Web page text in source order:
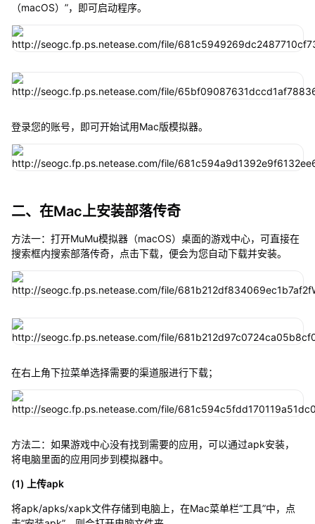
（macOS）”，即可启动程序。
登录您的账号，即可开始试用Mac版模拟器。
二、在Mac上安装部落传奇
方法一：打开MuMu模拟器（macOS）桌面的游戏中心，可直接在
搜索框内搜索部落传奇，点击下载，便会为您自动下载并安装。
在右上角下拉菜单选择需要的渠道服进行下载；
方法二：如果游戏中心没有找到需要的应用，可以通过apk安装，
将电脑里面的应用同步到模拟器中。
(1) 上传apk
将apk/apks/xapk文件存储到电脑上，在Mac菜单栏“工具”中，点